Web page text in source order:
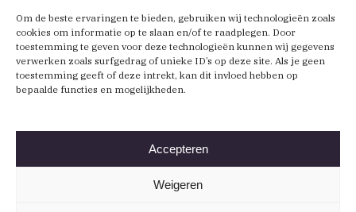
Om de beste ervaringen te bieden, gebruiken wij technologieën zoals
cookies om informatie op te slaan en/of te raadplegen. Door
toestemming te geven voor deze technologieën kunnen wij gegevens
verwerken zoals surfgedrag of unieke ID’s op deze site. Als je geen
toestemming geeft of deze intrekt, kan dit invloed hebben op
bepaalde functies en mogelijkheden.
Accepteren
Weigeren